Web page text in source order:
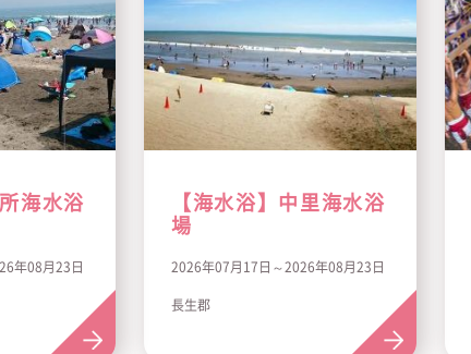
海水浴
年08月23日
【海水浴】中里海水浴
場
2026年07月17日～2026年08月23日
長生郡